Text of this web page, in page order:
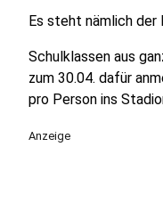
Es steht nämlich der
Schulklassen aus
zum 30.04. dafür
pro Person ins
Anzeige